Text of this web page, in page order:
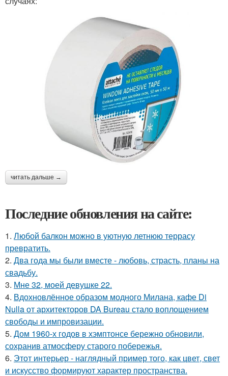
читать дальше →
Последние обновления на сайте:
1. Любой балкон можно в уютную летнюю террасу
превратить.
2. Два года мы были вместе - любовь, страсть, планы на
свадьбу.
3. Мне 32, моей девушке 22.
4. Вдохновлённое образом модного Милана, кафе Di
Nulla от архитекторов DA Bureau стало воплощением
свободы и импровизации.
5. Дом 1960-х годов в хэмптонсе бережно обновили,
сохранив атмосферу старого побережья.
6. Этот интерьер - наглядный пример того, как цвет, свет
и искусство формируют характер пространства.